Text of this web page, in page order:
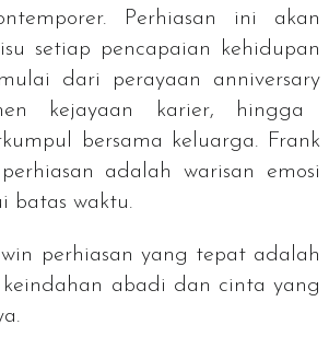
Perhiasan ini akan
setiap pencapaian kehidupan
dari perayaan anniversary
kejayaan karier, hingga
bersama keluarga. Frank
adalah warisan emosi
batas waktu.
perhiasan yang tepat adalah
abadi dan cinta yang